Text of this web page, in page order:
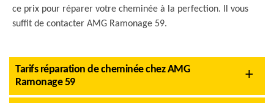
ce prix pour réparer votre cheminée à la perfection. Il vous
suffit de contacter AMG Ramonage 59.
Tarifs réparation de cheminée chez AMG
Ramonage 59